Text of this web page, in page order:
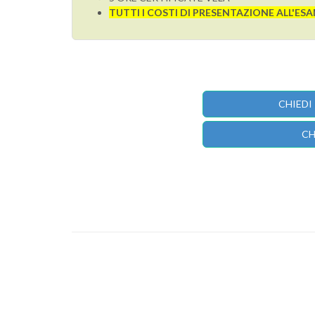
TUTTI I COSTI DI PRESENTAZIONE
CHIEDI